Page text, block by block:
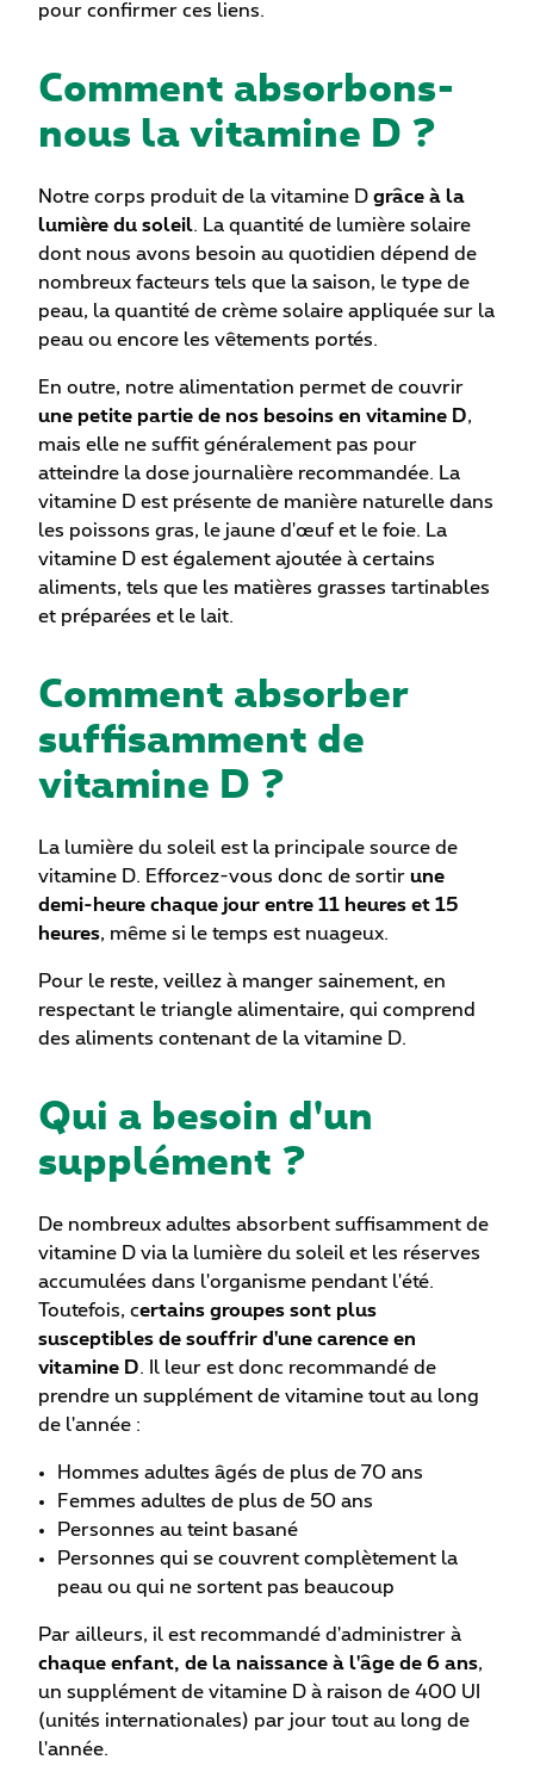
pour confirmer ces liens.
Comment absorbons-
nous la vitamine D ?
Notre corps produit de la vitamine D grâce à la
lumière du soleil. La quantité de lumière solaire
dont nous avons besoin au quotidien dépend de
nombreux facteurs tels que la saison, le type de
peau, la quantité de crème solaire appliquée sur la
peau ou encore les vêtements portés.
En outre, notre alimentation permet de couvrir
une petite partie de nos besoins en vitamine D,
mais elle ne suffit généralement pas pour
atteindre la dose journalière recommandée. La
vitamine D est présente de manière naturelle dans
les poissons gras, le jaune d'œuf et le foie. La
vitamine D est également ajoutée à certains
aliments, tels que les matières grasses tartinables
et préparées et le lait.
Comment absorber
suffisamment de
vitamine D ?
La lumière du soleil est la principale source de
vitamine D. Efforcez-vous donc de sortir une
demi-heure chaque jour entre 11 heures et 15
heures, même si le temps est nuageux.
Pour le reste, veillez à manger sainement, en
respectant le triangle alimentaire, qui comprend
des aliments contenant de la vitamine D.
Qui a besoin d'un
supplément ?
De nombreux adultes absorbent suffisamment de
vitamine D via la lumière du soleil et les réserves
accumulées dans l'organisme pendant l'été.
Toutefois, certains groupes sont plus
susceptibles de souffrir d'une carence en
vitamine D. Il leur est donc recommandé de
prendre un supplément de vitamine tout au long
de l'année :
Hommes adultes âgés de plus de 70 ans
Femmes adultes de plus de 50 ans
Personnes au teint basané
Personnes qui se couvrent complètement la
peau ou qui ne sortent pas beaucoup
Par ailleurs, il est recommandé d'administrer à
chaque enfant, de la naissance à l'âge de 6 ans,
un supplément de vitamine D à raison de 400 UI
(unités internationales) par jour tout au long de
l'année.